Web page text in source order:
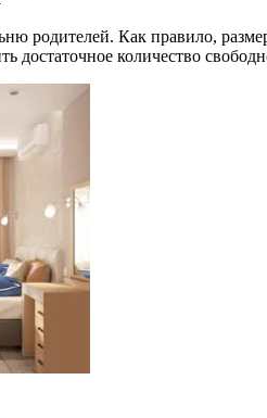
родителей. Как правило,
достаточное количество